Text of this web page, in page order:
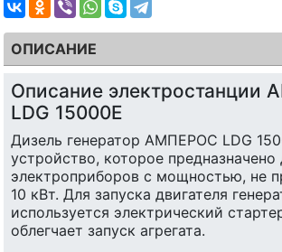
ОПИСАНИЕ
Описание электростанции
LDG 15000E
Дизель генератор АМПЕРОС LDG
устройство, которое предназначено
электроприборов с мощностью, не
10 кВт. Для запуска двигателя
используется электрический
облегчает запуск агрегата.